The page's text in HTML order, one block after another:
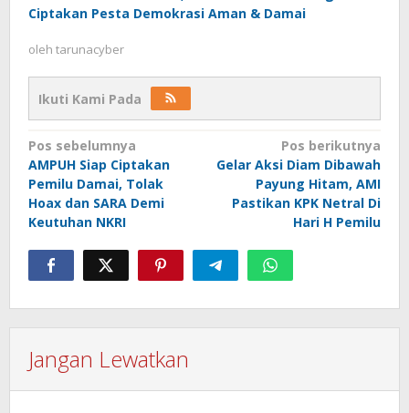
Ciptakan Pesta Demokrasi Aman & Damai
oleh tarunacyber
Ikuti Kami Pada
Navigasi
pos
Pos sebelumnya
AMPUH Siap Ciptakan
Pemilu Damai, Tolak
Hoax dan SARA Demi
Keutuhan NKRI
Pos berikutnya
Gelar Aksi Diam Dibawah
Payung Hitam, AMI
Pastikan KPK Netral Di
Hari H Pemilu
Jangan Lewatkan